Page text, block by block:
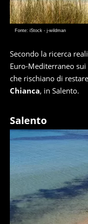
Fonte: iStock - j-wildman
Secondo la ricerca
Euro-Mediterraneo
che rischiano di
Chianca, in Salento.
Salento